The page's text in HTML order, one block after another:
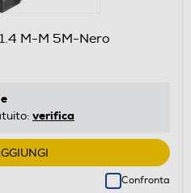
M-M 5M-Nero
verifica
Confronta